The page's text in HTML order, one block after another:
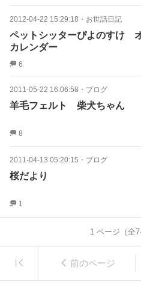
2012-04-22 15:29:18 ・ お世話日記
ペットシッターぴよのすけ
カレンダー
6
2011-05-22 16:06:58 ・ ブログ
羊毛フェルト 柴犬ちゃん
8
2011-04-13 05:20:15 ・ ブログ
桜だより
1
1 ページ（全7
前のページ